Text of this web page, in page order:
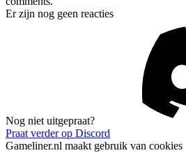
Er zijn nog geen reacties
Nog niet uitgepraat?
Praat verder op Discord
Gameliner.nl maakt gebruik van cookies